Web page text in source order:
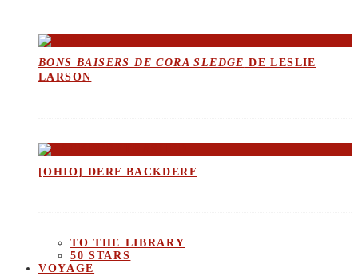
BONS BAISERS DE CORA SLEDGE DE LESLIE
LARSON
[OHIO] DERF BACKDERF
TO THE LIBRARY
50 STARS
VOYAGE